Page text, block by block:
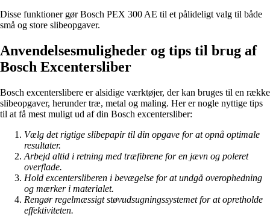
Disse funktioner gør Bosch PEX 300 AE til et pålideligt valg til både
små og store slibeopgaver.
Anvendelsesmuligheder og tips til brug af
Bosch Excentersliber
Bosch excenterslibere er alsidige værktøjer, der kan bruges til en række
slibeopgaver, herunder træ, metal og maling. Her er nogle nyttige tips
til at få mest muligt ud af din Bosch excentersliber:
Vælg det rigtige slibepapir til din opgave for at opnå optimale
resultater.
Arbejd altid i retning med træfibrene for en jævn og poleret
overflade.
Hold excentersliberen i bevægelse for at undgå overophedning
og mærker i materialet.
Rengør regelmæssigt støvudsugningssystemet for at opretholde
effektiviteten.